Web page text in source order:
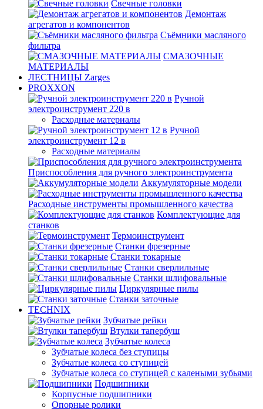
Свечные головки
Демонтаж
агрегатов и компонентов
Съёмники масляного
фильтра
СМАЗОЧНЫЕ
МАТЕРИАЛЫ
ЛЕСТНИЦЫ Zarges
PROXXON
Ручной
электроинструмент 220 в
Расходные материалы
Ручной
электроинструмент 12 в
Расходные материалы
Приспособления для ручного электроинструмента
Аккумуляторные модели
Расходные инструменты промышленного качества
Комплектующие для
станков
Термоинструмент
Станки фрезерные
Станки токарные
Станки сверлильные
Станки шлифовальные
Циркулярные пилы
Станки заточные
TECHNIX
Зубчатые рейки
Втулки тапербуш
Зубчатые колеса
Зубчатые колеса без ступицы
Зубчатые колеса со ступицей
Зубчатые колеса со ступицей с калеными зубьями
Подшипники
Корпусные подшипники
Опорные ролики